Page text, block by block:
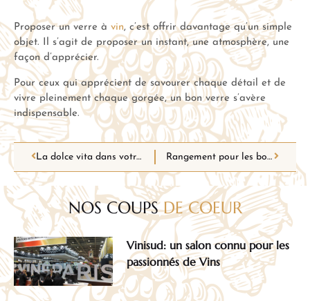
Proposer un verre à vin, c’est offrir davantage qu’un simple
objet. Il s’agit de proposer un instant, une atmosphère, une
façon d’apprécier.
Pour ceux qui apprécient de savourer chaque détail et de
vivre pleinement chaque gorgée, un bon verre s’avère
indispensable.
La dolce vita dans votre verre : nos idées de vins italiens à goûter d’urgence Rangement pour les bouteilles de vin : les critères pour optimiser la conservation
NOS COUPSDE COEUR
Vinisud: un salon connu pour les
passionnés de Vins